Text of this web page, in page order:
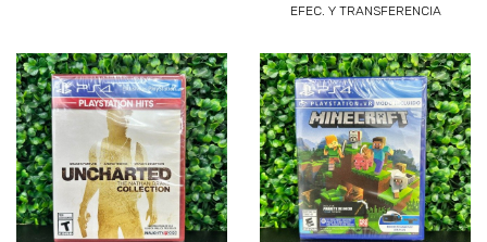
EFEC. Y TRANSFERENCIA